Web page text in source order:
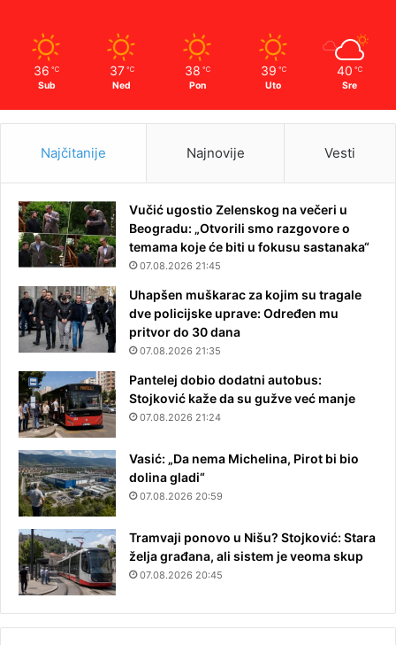
36 ℃
Sub
37 ℃
Ned
38 ℃
Pon
39 ℃
Uto
40 ℃
Sre
Najčitanije Najnovije Vesti
Vučić ugostio Zelenskog na večeri u
Beogradu: „Otvorili smo razgovore o
temama koje će biti u fokusu sastanaka“
07.08.2026 21:45
Uhapšen muškarac za kojim su tragale
dve policijske uprave: Određen mu
pritvor do 30 dana
07.08.2026 21:35
Pantelej dobio dodatni autobus:
Stojković kaže da su gužve već manje
07.08.2026 21:24
Vasić: „Da nema Michelina, Pirot bi bio
dolina gladi“
07.08.2026 20:59
Tramvaji ponovo u Nišu? Stojković: Stara
želja građana, ali sistem je veoma skup
07.08.2026 20:45